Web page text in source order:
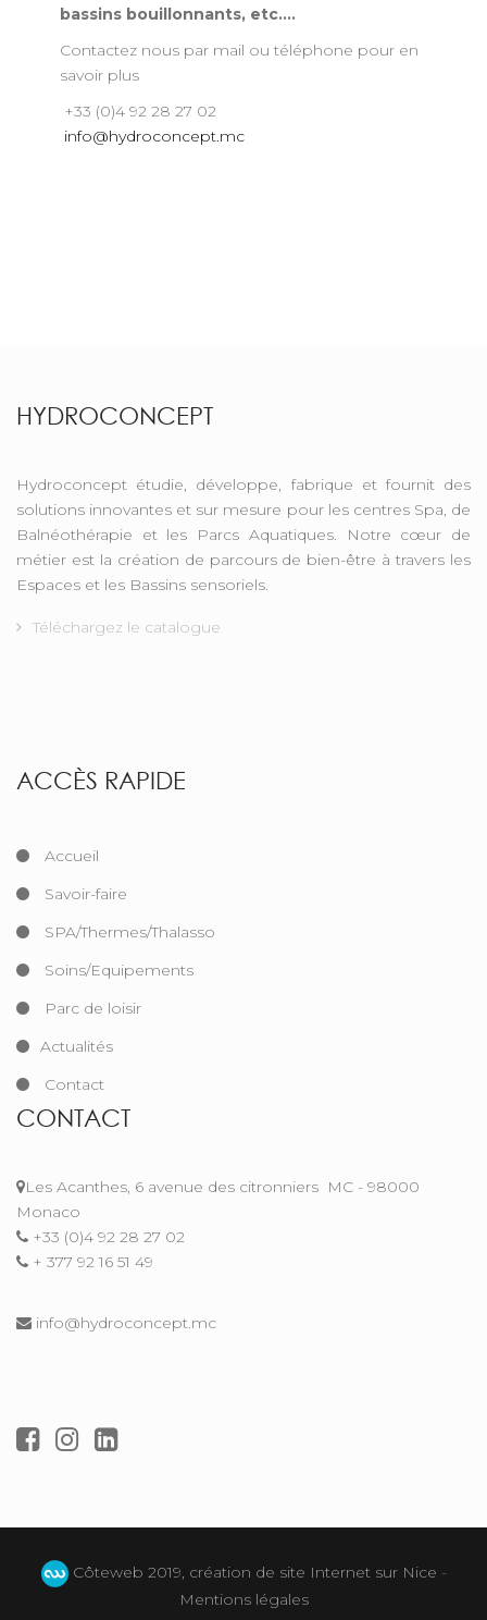
bassins bouillonnants, etc….
Contactez nous par mail ou téléphone pour en
savoir plus
+33 (0)4 92 28 27 02
info@hydroconcept.mc
HYDROCONCEPT
Hydroconcept étudie, développe, fabrique et fournit des
solutions innovantes et sur mesure pour les centres Spa, de
Balnéothérapie et les Parcs Aquatiques. Notre cœur de
métier est la création de parcours de bien-être à travers les
Espaces et les Bassins sensoriels.
Téléchargez le catalogue
ACCÈS RAPIDE
Accueil
Savoir-faire
SPA/Thermes/Thalasso
Soins/Equipements
Parc de loisir
Actualités
Contact
CONTACT
Les Acanthes, 6 avenue des citronniers MC - 98000
Monaco
+33 (0)4 92 28 27 02
+ 377 92 16 51 49
info@hydroconcept.mc
Côteweb 2019, création de site Internet sur Nice -
Mentions légales